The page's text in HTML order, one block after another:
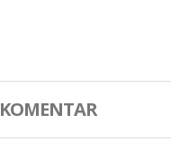
KOMENTAR